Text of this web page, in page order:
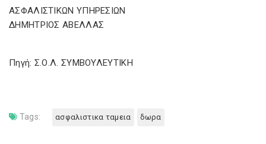
ΑΣΦΑΛΙΣΤΙΚΩΝ ΥΠΗΡΕΣΙΩΝ
ΔΗΜΗΤΡΙΟΣ ΑΒΕΛΛΑΣ
Πηγή: Σ.Ο.Λ. ΣΥΜΒΟΥΛΕΥΤΙΚΗ
Tags: ασφαλιστικα ταμεια δωρα